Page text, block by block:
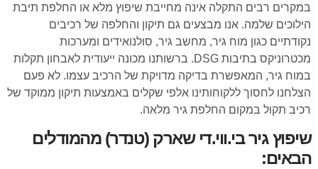
במקרים רבים התקלה אינה מחייבת שיפוץ מלא או החלפת תיבת
הילוכים שלמה. אנו מבצעים גם תיקון והחלפה של רכיבים
נקודתיים כגון מוח גיר, מחשב גיר, סולנואידים ומערכות
מכטרוניקס בתיבות DSG. ברשותנו מכונה ייעודית לאבחון תקלות
במוח גיר, המאפשרת בדיקה מדויקת של הרכיב עצמו. לא פעם
הצלחנו לחסוך ללקוחותינו אלפי שקלים באמצעות תיקון ממוקד של
רכיב תקול במקום החלפת גיר מלאה.
שיפוץ גיר בי.ווי.די שארק (טנדר) מהמודלים
הבאים: